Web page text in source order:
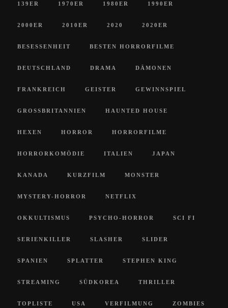
139ER 1970ER 1980ER 1990ER
2000ER 2010ER 2020 2020ER
BESESSENHEIT BESTEN HORRORFILME
DEUTSCHLAND DRAMA DÄMONEN
FRANKREICH GEISTER GEWINNSPIEL
GROSSBRITANNIEN HAUNTED HOUSE
HEXEN HORROR HORRORFILME
HORRORKOMÖDIE ITALIEN JAPAN
KANADA KURZFILM MONSTER
MYSTERY-HORROR NETFLIX
OKKULTISMUS PSYCHO-HORROR SCI FI
SERIENKILLER SLASHER SLIDER
SPANIEN SPLATTER STEPHEN KING
STREAMING SÜDKOREA THRILLER
TOPLISTE USA VERFILMUNG ZOMBIES